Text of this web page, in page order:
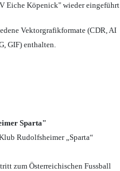
Eiche Köpenick" wieder eingeführt
Vektorgrafikformate (CDR, AI
GIF) enthalten.
Sparta"
Rudolfsheimer „Sparta“
zum Österreichischen Fussball